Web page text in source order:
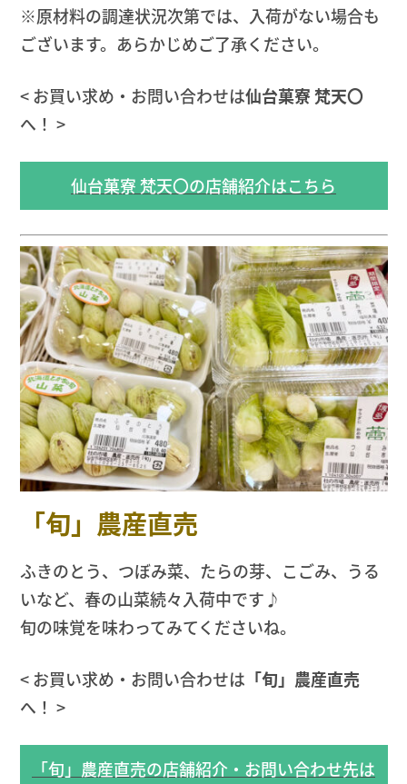
※原材料の調達状況次第では、入荷がない場合も
ございます。あらかじめご了承ください。
< お買い求め・お問い合わせは仙台菓寮 梵天〇
へ！ >
仙台菓寮 梵天〇の店舗紹介はこちら
「旬」農産直売
ふきのとう、つぼみ菜、たらの芽、こごみ、うる
いなど、春の山菜続々入荷中です♪
旬の味覚を味わってみてくださいね。
< お買い求め・お問い合わせは 「旬」農産直売
へ！ >
「旬」農産直売の店舗紹介・お問い合わせ先は